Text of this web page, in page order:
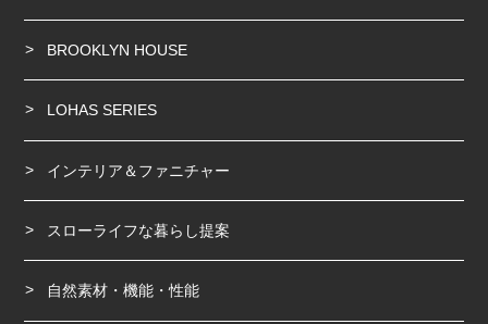
BROOKLYN HOUSE
LOHAS SERIES
インテリア＆ファニチャー
スローライフな暮らし提案
自然素材・機能・性能